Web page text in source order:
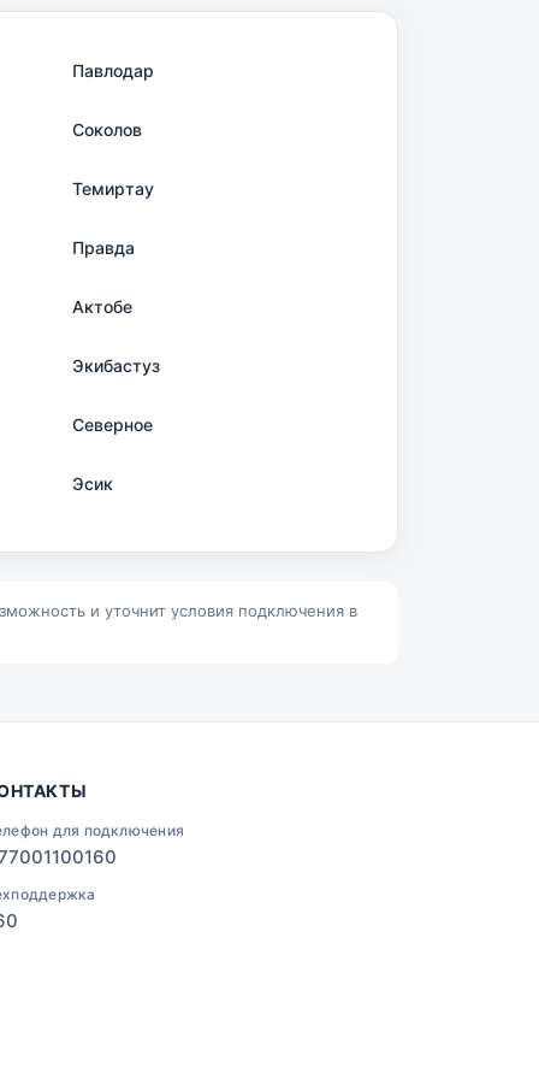
Павлодар
Соколов
Темиртау
Правда
Актобе
Экибастуз
Северное
Эсик
и уточнит условия подключения в
для подключения